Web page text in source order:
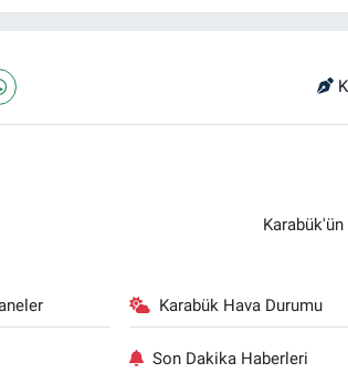
Karabük Hava Durumu
Son Dakika Haberleri